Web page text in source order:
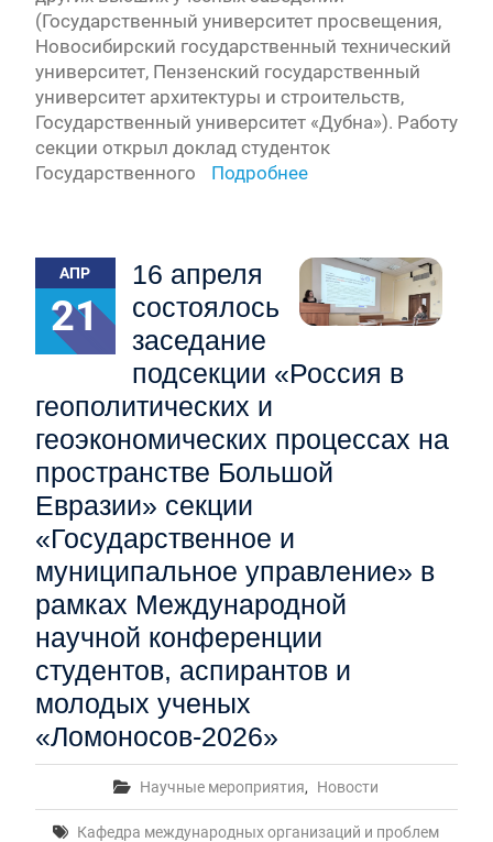
(Государственный университет просвещения,
Новосибирский государственный технический
университет, Пензенский государственный
университет архитектуры и строительств,
Государственный университет «Дубна»). Работу
секции открыл доклад студенток
Государственного
Подробнее
АПР
21
16 апреля
состоялось
заседание
подсекции «Россия в
геополитических и
геоэкономических процессах на
пространстве Большой
Евразии» секции
«Государственное и
муниципальное управление» в
рамках Международной
научной конференции
студентов, аспирантов и
молодых ученых
«Ломоносов-2026»
Научные мероприятия, Новости
Кафедра международных организаций и проблем